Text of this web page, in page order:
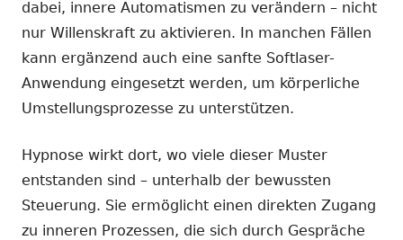
dabei, innere Automatismen zu verändern – nicht
nur Willenskraft zu aktivieren. In manchen Fällen
kann ergänzend auch eine sanfte Softlaser-
Anwendung eingesetzt werden, um körperliche
Umstellungsprozesse zu unterstützen.
Hypnose wirkt dort, wo viele dieser Muster
entstanden sind – unterhalb der bewussten
Steuerung. Sie ermöglicht einen direkten Zugang
zu inneren Prozessen, die sich durch Gespräche